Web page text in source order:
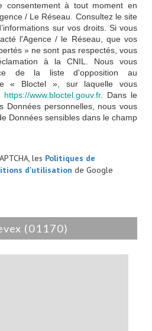
consentement à tout moment en
/ Le Réseau. Consultez le site
sur vos droits. Si vous
l'Agence / le Réseau, que vos
» ne sont pas respectés, vous
à la CNIL. Nous vous
de la liste d'opposition au
« Bloctel », sur laquelle vous
https://www.bloctel.gouv.fr. Dans le
Données personnelles, nous vous
Données sensibles dans le champ
les Politiques de
d'utilisation de Google
(01170)